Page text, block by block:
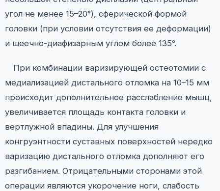
угол не менее 15–20°), сферической формой
головки (при условии отсутствия ее деформации)
и шеечно-диафизарным углом более 135°.
При комбинации варизирующей остеотомии с
медиализацией дистального отломка на 10–15 мм
происходит дополнительное расслабление мышц,
увеличивается площадь контакта головки и
вертлужной впадины. Для улучшения
конгруэнтности суставных поверхностей нередко
варизацию дистального отломка дополняют его
разгибанием. Отрицательными сторонами этой
операции являются укорочение ноги, слабость